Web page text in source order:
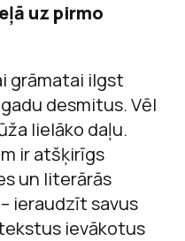
uz pirmo
grāmatai ilgst
desmitus. Vēl
lielāko daļu.
ir atšķirīgs
un literārās
ieraudzīt savus
ievākotus